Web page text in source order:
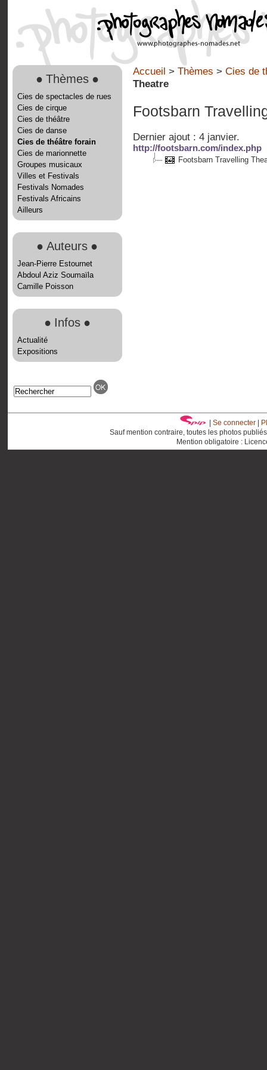
● Thèmes ●
Cies de spectacles de rues
Cies de cirque
Cies de théâtre
Cies de danse
Cies de théâtre forain
Cies de marionnette
Groupes musicaux
Villes et Festivals
Festivals Nomades
Festivals Africains
Ailleurs
● Auteurs ●
Jean-Pierre Estournet
Abdoul Aziz Soumaïla
Camille Poisson
● Infos ●
Actualité
Expositions
Accueil > Thèmes > Cies de
Theatre
Footsbarn
Dernier ajout : 4 janvier.
http://footsbarn.com/index.php
Footsbarn Travelling
Se connecter|
Sauf mention contraire, toutes les photos
Mention obligatoire :